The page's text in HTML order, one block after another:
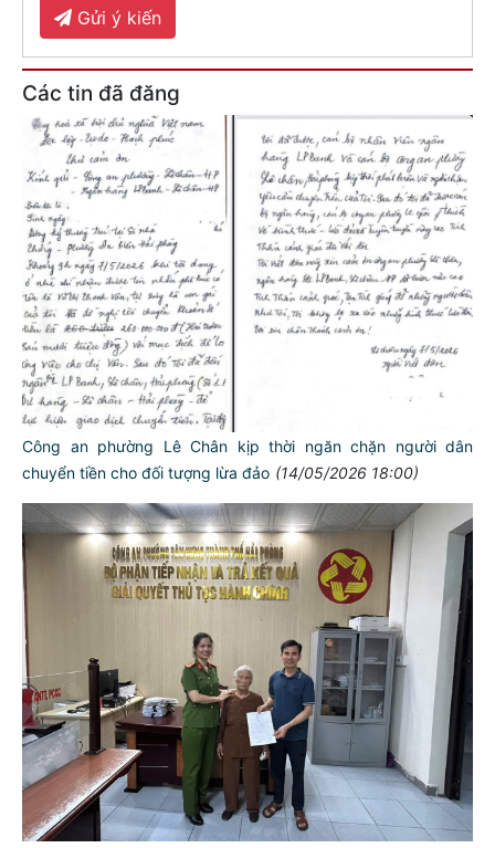
Gửi ý kiến
Các tin đã đăng
Công an phường Lê Chân kịp thời ngăn chặn người dân
chuyển tiền cho đối tượng lừa đảo (14/05/2026 18:00)